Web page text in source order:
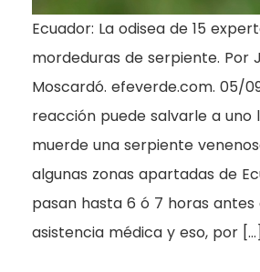
Ecuador: La odisea de 15
mordeduras de serpiente. Por
Moscardó. efeverde.com. 05/
reacción puede salvarle a uno
muerde una serpiente
algunas zonas apartadas de
pasan hasta 6 ó 7 horas antes
asistencia médica y eso, por […]